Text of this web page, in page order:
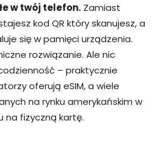
w twój telefon. Zamiast
kod QR który skanujesz, a
się w pamięci urządzenia.
rozwiązanie. Ale nic
– praktycznie
oferują eSIM, a wiele
na rynku amerykańskim w
na fizyczną kartę.